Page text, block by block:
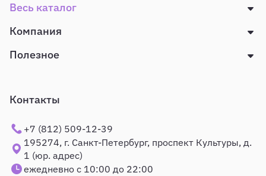
Весь каталог
Компания
Полезное
Контакты
+7 (812) 509-12-39
195274, г. Санкт-Петербург, проспект Культуры, д.
1 (юр. адрес)
ежедневно с 10:00 до 22:00